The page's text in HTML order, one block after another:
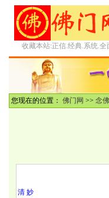
收藏本站:正信.经典.系统.全
您现在的位置： 佛门网 >> 念佛
清 妙